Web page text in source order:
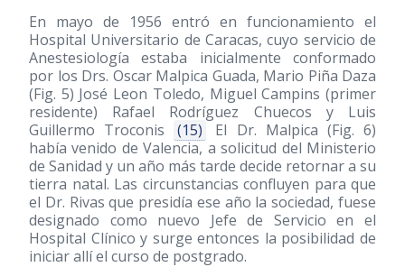
En mayo de 1956 entró en funcionamiento el
Hospital Universitario de Caracas, cuyo servicio de
Anestesiología estaba inicialmente conformado
por los Drs. Oscar Malpica Guada, Mario Piña Daza
(Fig. 5) José Leon Toledo, Miguel Campins (primer
residente) Rafael Rodríguez Chuecos y Luis
Guillermo Troconis
(15)
El Dr. Malpica (Fig. 6)
había venido de Valencia, a solicitud del Ministerio
de Sanidad y un año más tarde decide retornar a su
tierra natal. Las circunstancias confluyen para que
el Dr. Rivas que presidía ese año la sociedad, fuese
designado como nuevo Jefe de Servicio en el
Hospital Clínico y surge entonces la posibilidad de
iniciar allí el curso de postgrado.